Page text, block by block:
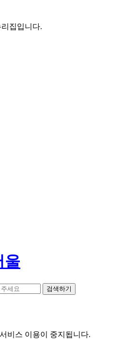
집입니다.
울
검색하기
서비스 이용이 중지됩니다.